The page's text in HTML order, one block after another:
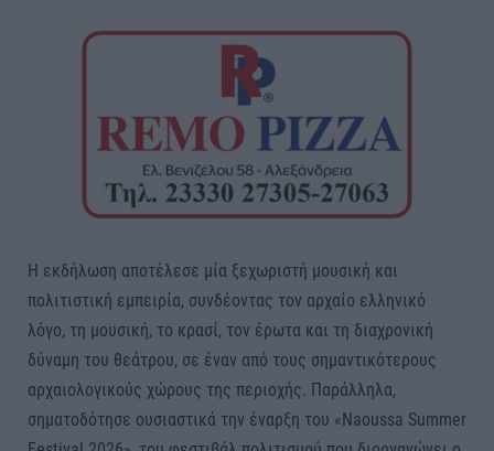
Η εκδήλωση αποτέλεσε μία ξεχωριστή μουσική και
πολιτιστική εμπειρία, συνδέοντας τον αρχαίο ελληνικό
λόγο, τη μουσική, το κρασί, τον έρωτα και τη διαχρονική
δύναμη του θεάτρου, σε έναν από τους σημαντικότερους
αρχαιολογικούς χώρους της περιοχής. Παράλληλα,
σηματοδότησε ουσιαστικά την έναρξη του «Naoussa Summer